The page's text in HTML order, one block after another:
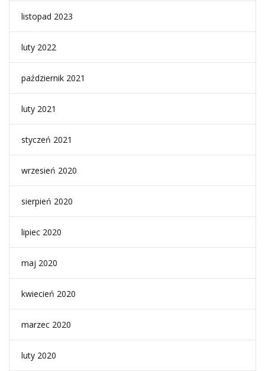
listopad 2023
luty 2022
październik 2021
luty 2021
styczeń 2021
wrzesień 2020
sierpień 2020
lipiec 2020
maj 2020
kwiecień 2020
marzec 2020
luty 2020